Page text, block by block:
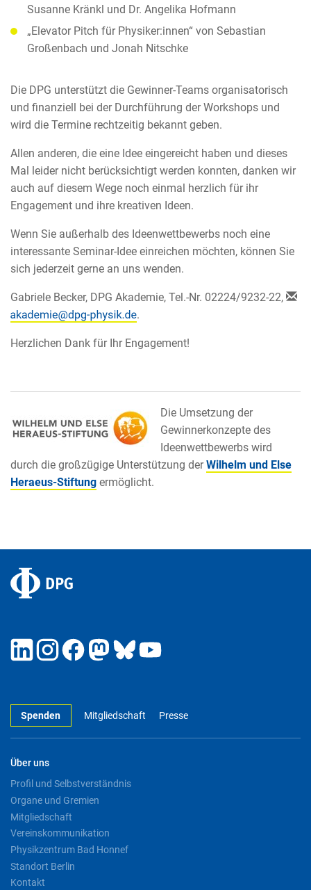
Susanne Kränkl und Dr. Angelika Hofmann
„Elevator Pitch für Physiker:innen“ von Sebastian
Großenbach und Jonah Nitschke
Die DPG unterstützt die Gewinner-Teams organisatorisch
und finanziell bei der Durchführung der Workshops und
wird die Termine rechtzeitig bekannt geben.
Allen anderen, die eine Idee eingereicht haben und dieses
Mal leider nicht berücksichtigt werden konnten, danken wir
auch auf diesem Wege noch einmal herzlich für ihr
Engagement und ihre kreativen Ideen.
Wenn Sie außerhalb des Ideenwettbewerbs noch eine
interessante Seminar-Idee einreichen möchten, können Sie
sich jederzeit gerne an uns wenden.
Gabriele Becker, DPG Akademie, Tel.-Nr. 02224/9232-22,
.
Herzlichen Dank für Ihr Engagement!
Die Umsetzung der
Gewinnerkonzepte des
Ideenwettbewerbs wird
durch die großzügige Unterstützung derWilhelm und Else
Heraeus-Stiftung ermöglicht.
Spenden Mitgliedschaft Presse
Über uns
Profil und Selbstverständnis
Organe und Gremien
Mitgliedschaft
Vereinskommunikation
Physikzentrum Bad Honnef
Standort Berlin
Kontakt